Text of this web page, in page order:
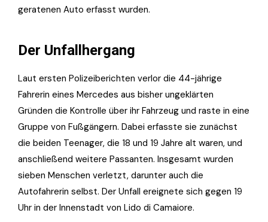
geratenen Auto erfasst wurden.
Der Unfallhergang
Laut ersten Polizeiberichten verlor die 44-jährige
Fahrerin eines Mercedes aus bisher ungeklärten
Gründen die Kontrolle über ihr Fahrzeug und raste in eine
Gruppe von Fußgängern. Dabei erfasste sie zunächst
die beiden Teenager, die 18 und 19 Jahre alt waren, und
anschließend weitere Passanten. Insgesamt wurden
sieben Menschen verletzt, darunter auch die
Autofahrerin selbst. Der Unfall ereignete sich gegen 19
Uhr in der Innenstadt von Lido di Camaiore.